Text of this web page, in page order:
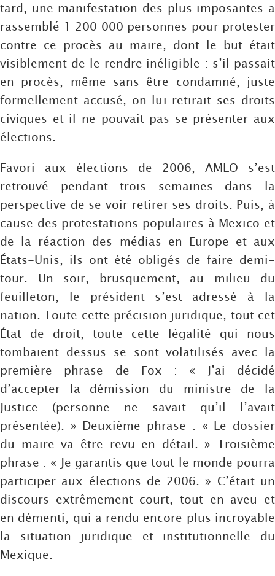
tard, une manifestation des plus imposantes a
rassemblé 1 200 000 personnes pour protester
contre ce procès au maire, dont le but était
visiblement de le rendre inéligible : s’il passait
en procès, même sans être condamné, juste
formellement accusé, on lui retirait ses droits
civiques et il ne pouvait pas se présenter aux
élections.
Favori aux élections de 2006, AMLO s’est
retrouvé pendant trois semaines dans la
perspective de se voir retirer ses droits. Puis, à
cause des protestations populaires à Mexico et
de la réaction des médias en Europe et aux
États-Unis, ils ont été obligés de faire demi-
tour. Un soir, brusquement, au milieu du
feuilleton, le président s’est adressé à la
nation. Toute cette précision juridique, tout cet
État de droit, toute cette légalité qui nous
tombaient dessus se sont volatilisés avec la
première phrase de Fox : « J’ai décidé
d’accepter la démission du ministre de la
Justice (personne ne savait qu’il l’avait
présentée). » Deuxième phrase : « Le dossier
du maire va être revu en détail. » Troisième
phrase : « Je garantis que tout le monde pourra
participer aux élections de 2006. » C’était un
discours extrêmement court, tout en aveu et
en démenti, qui a rendu encore plus incroyable
la situation juridique et institutionnelle du
Mexique.